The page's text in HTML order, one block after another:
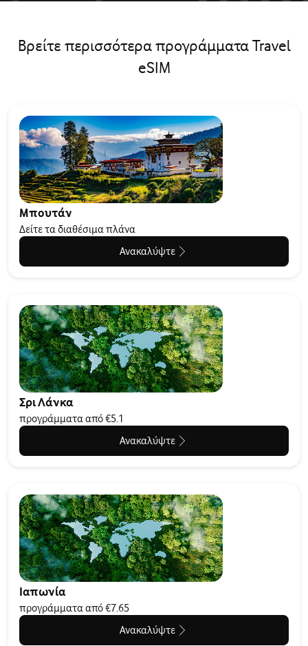
Βρείτε περισσότερα προγράμματα Travel
eSIM
Μπουτάν
Δείτε τα διαθέσιμα πλάνα
Ανακαλύψτε
Σρι Λάνκα
προγράμματα από €5.1
Ανακαλύψτε
Ιαπωνία
προγράμματα από €7.65
Ανακαλύψτε